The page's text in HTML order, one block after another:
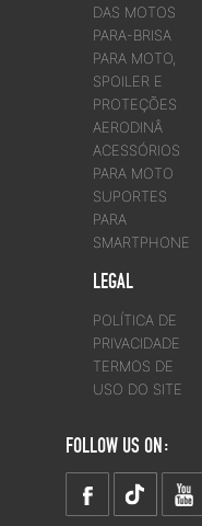
DAS MOTOS
PARA-BRISA
PARA MOTO,
SPOILER E
PROTEÇÕES
AERODINÂ
ACESSÓRIOS
PARA MOTO
SUPORTES
PARA
SMARTPHONE
LEGAL
POLÍTICA DE
PRIVACIDADE
TERMOS DE
USO DO SITE
FOLLOW US ON: